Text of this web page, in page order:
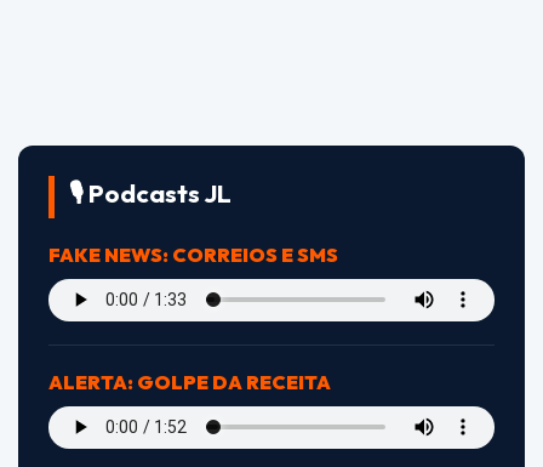
🎙️ Podcasts JL
FAKE NEWS: CORREIOS E SMS
ALERTA: GOLPE DA RECEITA